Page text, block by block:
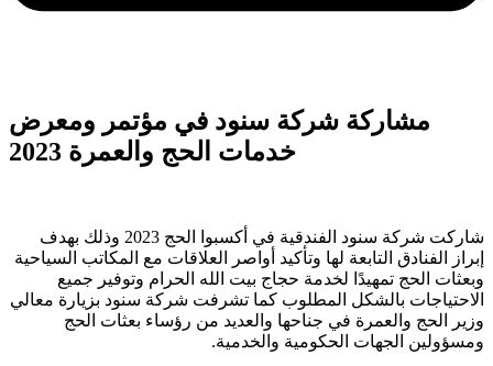
مشاركة شركة سنود في مؤتمر ومعرض
خدمات الحج والعمرة 2023
شاركت شركة سنود الفندقية في أكسبوا الحج 2023 وذلك بهدف
إبراز الفنادق التابعة لها وتأكيد أواصر العلاقات مع المكاتب السياحية
وبعثات الحج تمهيدًا لخدمة حجاج بيت الله الحرام وتوفير جميع
الاحتياجات بالشكل المطلوب كما تشرفت شركة سنود بزيارة معالي
وزير الحج والعمرة في جناحها والعديد من رؤساء بعثات الحج
ومسؤولين الجهات الحكومية والخدمية.